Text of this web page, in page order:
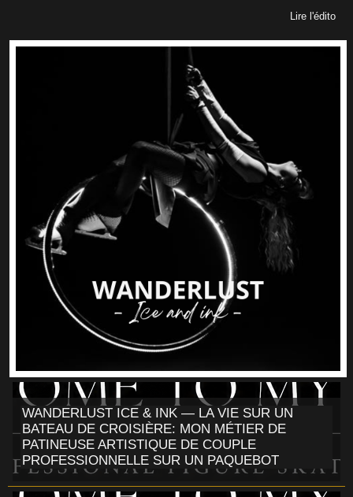
Lire l'édito
WANDERLUST ICE & INK — LA VIE SUR UN
BATEAU DE CROISIÈRE: MON MÉTIER DE
PATINEUSE ARTISTIQUE DE COUPLE
PROFESSIONNELLE SUR UN PAQUEBOT